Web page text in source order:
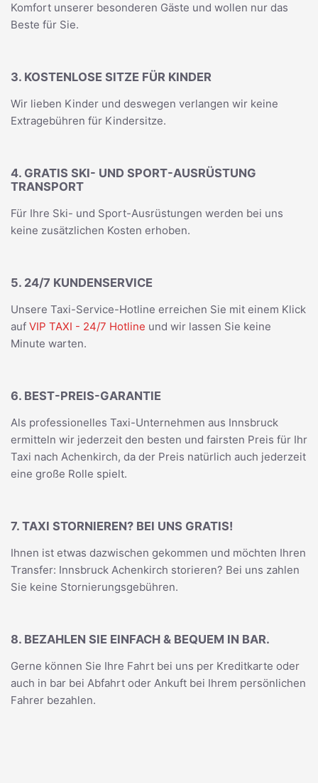
Komfort unserer besonderen Gäste und wollen nur das
Beste für Sie.
3. KOSTENLOSE SITZE FÜR KINDER
Wir lieben Kinder und deswegen verlangen wir keine
Extragebühren für Kindersitze.
4. GRATIS SKI- UND SPORT-AUSRÜSTUNG
TRANSPORT
Für Ihre Ski- und Sport-Ausrüstungen werden bei uns
keine zusätzlichen Kosten erhoben.
5. 24/7 KUNDENSERVICE
Unsere Taxi-Service-Hotline erreichen Sie mit einem Klick
auf VIP TAXI - 24/7 Hotline und wir lassen Sie keine
Minute warten.
6. BEST-PREIS-GARANTIE
Als professionelles Taxi-Unternehmen aus Innsbruck
ermitteln wir jederzeit den besten und fairsten Preis für Ihr
Taxi nach Achenkirch, da der Preis natürlich auch jederzeit
eine große Rolle spielt.
7. TAXI STORNIEREN? BEI UNS GRATIS!
Ihnen ist etwas dazwischen gekommen und möchten Ihren
Transfer: Innsbruck Achenkirch storieren? Bei uns zahlen
Sie keine Stornierungsgebühren.
8. BEZAHLEN SIE EINFACH & BEQUEM IN BAR.
Gerne können Sie Ihre Fahrt bei uns per Kreditkarte oder
auch in bar bei Abfahrt oder Ankuft bei Ihrem persönlichen
Fahrer bezahlen.